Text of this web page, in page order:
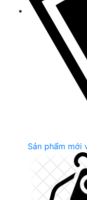
Sản phẩm mới